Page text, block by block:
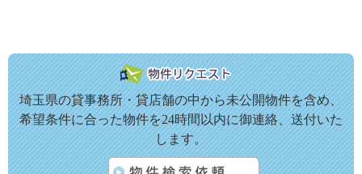
埼玉県の貸事務所・貸店舗の中から未公開物件を含め、
希望条件に合った物件を24時間以内に御連絡、送付いた
します。